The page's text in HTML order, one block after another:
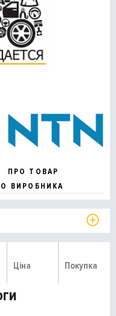
ПРО ТОВАР
ВИРОБНИКА
Ціна Покупка